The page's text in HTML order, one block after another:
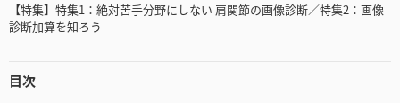
【特集】特集1：絶対苦手分野にしない 肩関節の画像診断／特集2：画像
診断加算を知ろう
目次